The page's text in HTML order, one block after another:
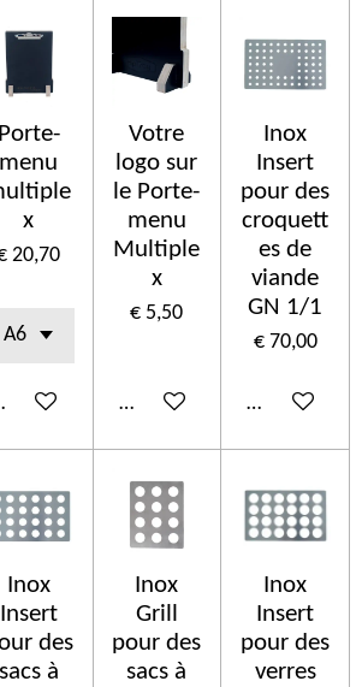
Porte-
menu
x
20,70
winkelwagen
Votre
logo sur
le Porte-
menu
Multiple
x
€ 5,50
In winkelwagen
Inox
Insert
pour des
croquett
es de
viande
GN 1/1
€ 70,00
In
Inox
Insert
des
sacs à
Inox
Grill
pour des
sacs à
Inox
Insert
pour des
verres